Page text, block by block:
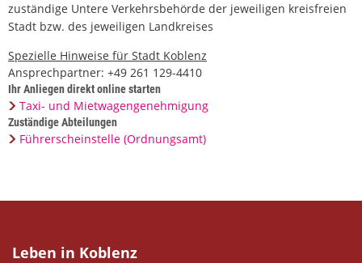
Ihr Anliegen direkt online starten
Taxi- und Mietwagengenehmigung
zuständige Untere Verkehrsbehörde der jeweiligen kreisfreien
Stadt bzw. des jeweiligen Landkreises
Spezielle Hinweise für Stadt Koblenz
Ansprechpartner: +49 261 129-4410
Zuständige Abteilungen
Führerscheinstelle (Ordnungsamt)
Leben in Koblenz